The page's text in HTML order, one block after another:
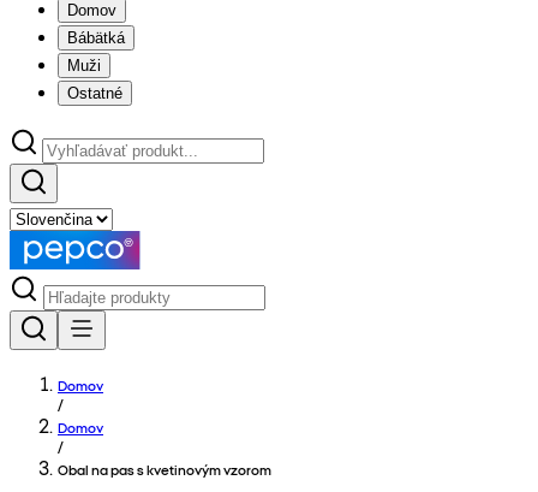
Domov
Bábätká
Muži
Ostatné
Domov
/
Domov
/
Obal na pas s kvetinovým vzorom